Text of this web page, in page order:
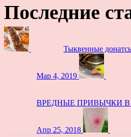
Последние
Тыквенные
Мар 4, 2019
ВРЕДНЫЕ ПРИВЫЧКИ
Апр 25, 2018